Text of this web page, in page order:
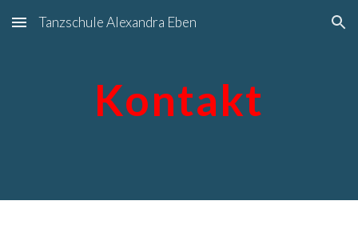
Skip to main content Skip to navigation
Tanzschule Alexandra Eben
Kontakt